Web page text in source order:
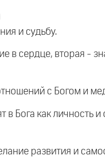
и судьбу.
в сердце, вторая -
с Богом и
в Бога как личность
развития и